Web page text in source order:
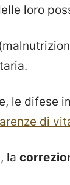
loro
le difese
di
la